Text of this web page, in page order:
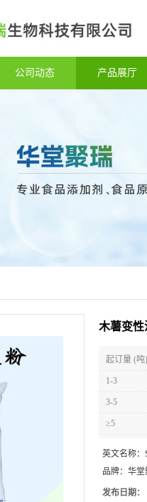
公司动态 产品展厅
木薯变性
起订量 (吨)
1-3
3-5
≥5
英文名称：
品牌： 华堂
发布日期：